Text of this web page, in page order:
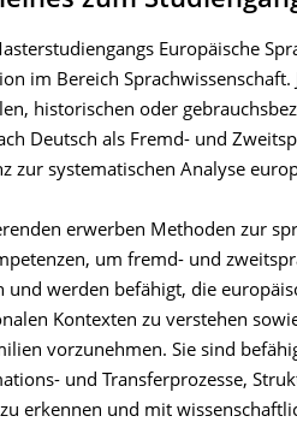
Europäische
im Bereich
historischen oder
Deutsch als Fremd- und
zur systematischen Analyse
erwerben Methoden zur
um fremd- und
und werden befähigt, die
Kontexten zu verstehen
vorzunehmen. Sie sind
und Transferprozesse,
erkennen und mit